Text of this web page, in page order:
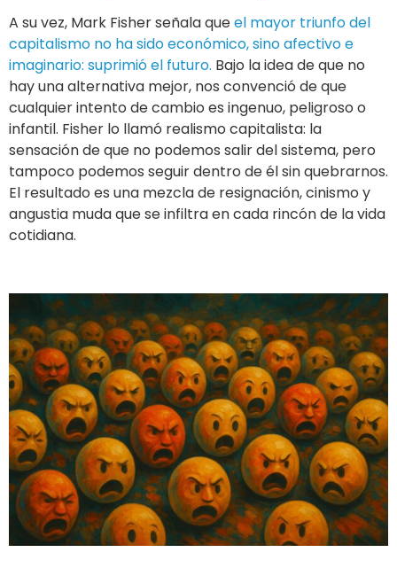
A su vez, Mark Fisher señala queel mayor triunfo del
capitalismo no ha sido económico, sino afectivo e
imaginario: suprimió el futuro. Bajo la idea de que no
hay una alternativa mejor, nos convenció de que
cualquier intento de cambio es ingenuo, peligroso o
infantil. Fisher lo llamó realismo capitalista: la
sensación de que no podemos salir del sistema, pero
tampoco podemos seguir dentro de él sin quebrarnos.
El resultado es una mezcla de resignación, cinismo y
angustia muda que se infiltra en cada rincón de la vida
cotidiana.